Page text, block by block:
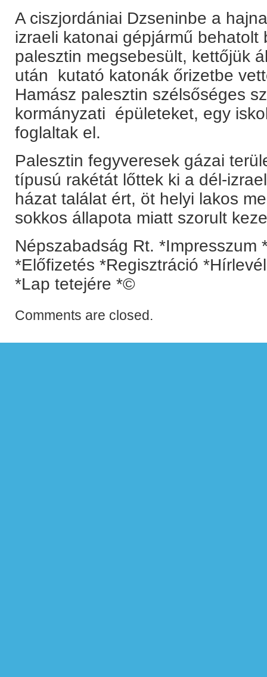
A ciszjordániai Dzseninbe a
izraeli katonai gépjármű
palesztin megsebesült, kettőjük
után kutató katonák őrizetbe
Hamász palesztin szélsőséges
kormányzati épületeket, egy
foglaltak el.
Palesztin fegyveresek gázai
típusú rakétát lőttek ki a dél-
házat találat ért, öt helyi lakos
sokkos állapota miatt szorult
Népszabadság Rt. *Impresszum
*Előfizetés *Regisztráció
*Lap tetejére *©
Comments are closed.